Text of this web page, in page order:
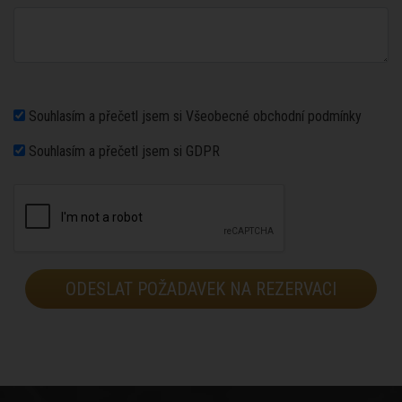
Souhlasím a přečetl jsem si Všeobecné obchodní podmínky
Souhlasím a přečetl jsem si GDPR